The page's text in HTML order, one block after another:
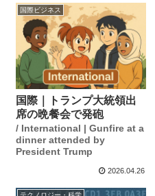
国際ビジネス
国際｜トランプ大統領出
席の晩餐会で発砲
/ International | Gunfire at a
dinner attended by
President Trump
2026.04.26